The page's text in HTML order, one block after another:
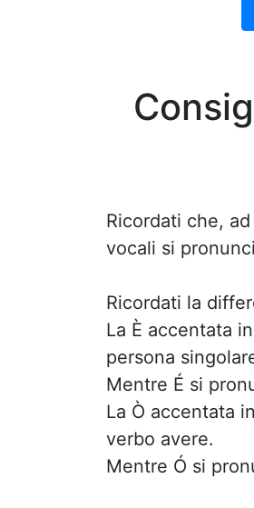
Ricordati che,
vocali si
Ricordati la
La È accentata
persona
Mentre É si
La Ò accentata
verbo avere.
Mentre Ó si